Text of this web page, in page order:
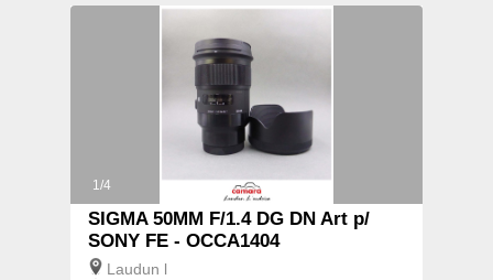
1/4
SIGMA 50MM F/1.4 DG DN Art p/
SONY FE - OCCA1404
Laudun l